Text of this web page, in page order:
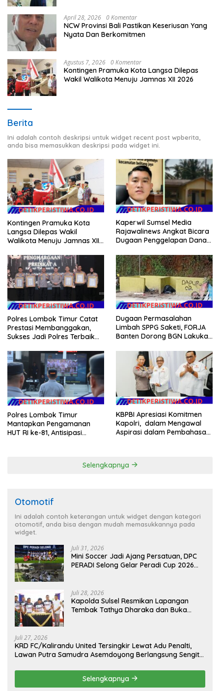
April 28, 2026 0 Komentar
NCW Provinsi Bali Pastikan Keseriusan Yang
Nyata Dan Berkomitmen
Agustus 7, 2026 0 Komentar
Kontingen Pramuka Kota Langsa Dilepas
Wakil Walikota Menuju Jamnas XII 2026
Berita
Ini adalah contoh deskripsi untuk widget recent post wpberita,
anda bisa memasukkan deskripsi pada widget ini.
Kontingen Pramuka Kota
Langsa Dilepas Wakil
Walikota Menuju Jamnas XII
Kaperwil Sumsel Media
Rajawalinews Angkat Bicara
Dugaan Penggelapan Dana
Argomulyo Belitang Jaya
Hilang 3 Bulan Bawa
Anggaran Pembangunan
Polres Lombok Timur Catat
Prestasi Membanggakan,
Sukses Jadi Polres Terbaik
NTB
Dugaan Permasalahan
Limbah SPPG Saketi, FORJA
Banten Dorong BGN Lakukan
Polres Lombok Timur
Mantapkan Pengamanan
HUT RI ke-81, Antisipasi
KBPBI Apresiasi Komitmen
Kapolri, dalam Mengawal
Aspirasi dalam Pembahasan
Selengkapnya
Otomotif
Ini adalah contoh keterangan untuk widget dengan kategori
otomotif, anda bisa dengan mudah memasukkannya pada
widget.
Juli 31, 2026
Mini Soccer Jadi Ajang Persatuan, DPC
PERADI Selong Gelar Peradi Cup 2026
Juli 28, 2026
Kapolda Sulsel Resmikan Lapangan
Tembak Tathya Dharaka dan Buka
Juli 27, 2026
KRD FC/Kalirandu United Tersingkir Lewat Adu Penalti,
Lawan Putra Samudra Asemdoyong Berlangsung Sengit
Selengkapnya